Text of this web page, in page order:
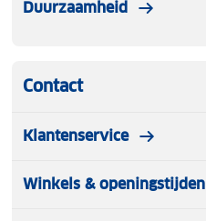
Duurzaamheid
Contact
Klantenservice
Winkels & openingstijden